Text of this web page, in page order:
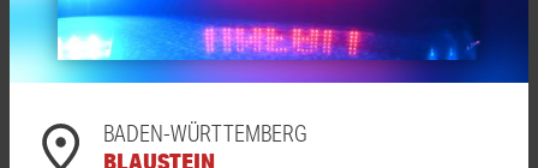
BADEN-WÜRTTEMBERG
BLAUSTEIN